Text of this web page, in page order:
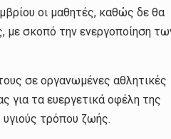
οι μαθητές, καθώς δε θα
με σκοπό την ενεργοποίηση
σε οργανωμένες αθλητικές
για τα ευεργετικά οφέλη της
τρόπου ζωής.